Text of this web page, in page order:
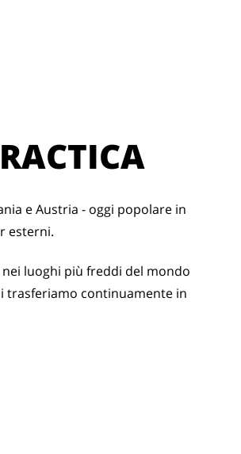
e Austria - oggi popolare in
esterni.
luoghi più freddi del mondo
trasferiamo continuamente in